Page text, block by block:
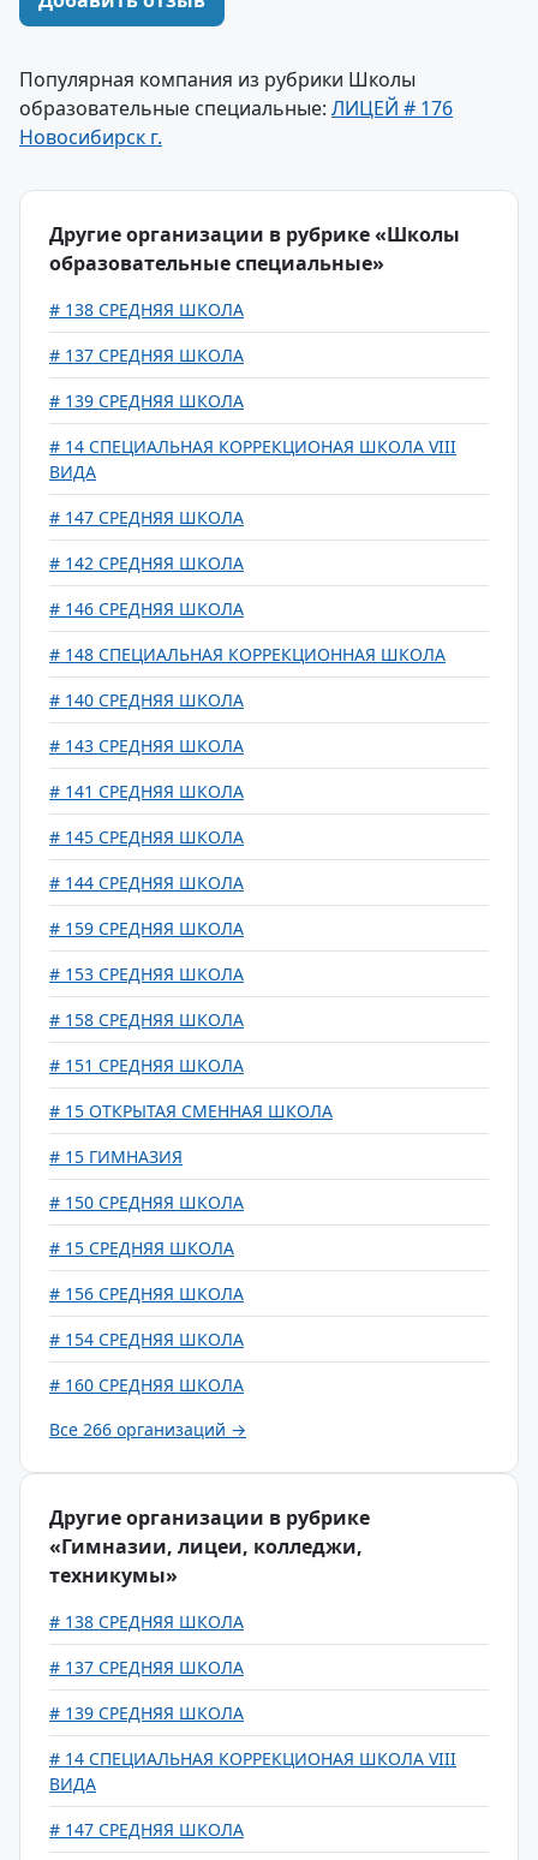
Популярная компания из рубрики Школы
образовательные специальные: ЛИЦЕЙ # 176
Новосибирск г.
Другие организации в рубрике «Школы
образовательные специальные»
# 138 СРЕДНЯЯ ШКОЛА
# 137 СРЕДНЯЯ ШКОЛА
# 139 СРЕДНЯЯ ШКОЛА
# 14 СПЕЦИАЛЬНАЯ КОРРЕКЦИОНАЯ ШКОЛА VIII
ВИДА
# 147 СРЕДНЯЯ ШКОЛА
# 142 СРЕДНЯЯ ШКОЛА
# 146 СРЕДНЯЯ ШКОЛА
# 148 CПЕЦИАЛЬНАЯ КОРРЕКЦИОННАЯ ШКОЛА
# 140 СРЕДНЯЯ ШКОЛА
# 143 СРЕДНЯЯ ШКОЛА
# 141 СРЕДНЯЯ ШКОЛА
# 145 СРЕДНЯЯ ШКОЛА
# 144 СРЕДНЯЯ ШКОЛА
# 159 СРЕДНЯЯ ШКОЛА
# 153 СРЕДНЯЯ ШКОЛА
# 158 СРЕДНЯЯ ШКОЛА
# 151 СРЕДНЯЯ ШКОЛА
# 15 ОТКРЫТАЯ СМЕННАЯ ШКОЛА
# 15 ГИМНАЗИЯ
# 150 СРЕДНЯЯ ШКОЛА
# 15 СРЕДНЯЯ ШКОЛА
# 156 СРЕДНЯЯ ШКОЛА
# 154 СРЕДНЯЯ ШКОЛА
# 160 СРЕДНЯЯ ШКОЛА
Все 266 организаций →
Другие организации в рубрике
«Гимназии, лицеи, колледжи,
техникумы»
# 138 СРЕДНЯЯ ШКОЛА
# 137 СРЕДНЯЯ ШКОЛА
# 139 СРЕДНЯЯ ШКОЛА
# 14 СПЕЦИАЛЬНАЯ КОРРЕКЦИОНАЯ ШКОЛА VIII
ВИДА
# 147 СРЕДНЯЯ ШКОЛА